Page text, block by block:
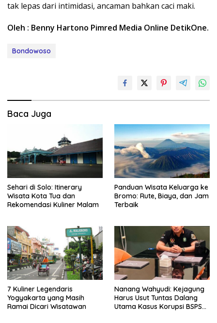
tak lepas dari intimidasi, ancaman bahkan caci maki.
Oleh : Benny Hartono Pimred Media Online DetikOne.
Bondowoso
Baca Juga
Sehari di Solo: Itinerary
Wisata Kota Tua dan
Rekomendasi Kuliner Malam
Panduan Wisata Keluarga ke
Bromo: Rute, Biaya, dan Jam
Terbaik
7 Kuliner Legendaris
Yogyakarta yang Masih
Ramai Dicari Wisatawan
Nanang Wahyudi: Kejagung
Harus Usut Tuntas Dalang
Utama Kasus Korupsi BSPS